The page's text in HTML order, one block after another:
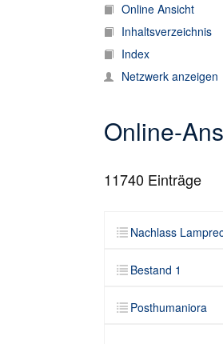
Online Ansicht
Inhaltsverzeichnis
Index
Netzwerk anzeigen
Online-
11740 Einträge
Nachlass
Bestand 1
Posthumaniora